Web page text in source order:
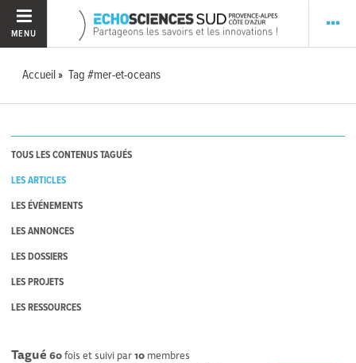
MENU
Accueil Tag #mer-et-oceans
TOUS LES CONTENUS TAGUÉS
LES ARTICLES
LES ÉVÉNEMENTS
LES ANNONCES
LES DOSSIERS
LES PROJETS
LES RESSOURCES
Tagué 60fois et suivi par10 membres